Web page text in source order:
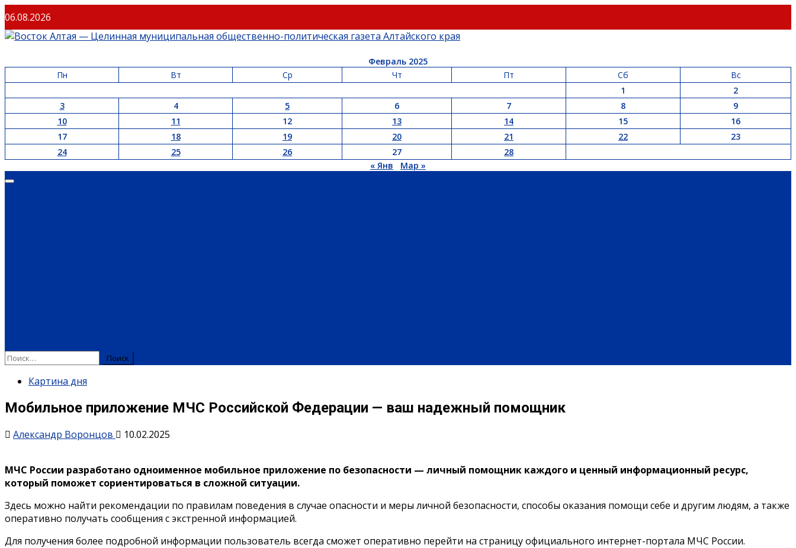
06.08.2026
Февраль 2025
Пн
Вт Ср Чт Пт Сб
Вс
1
2
3
4 5 6 7 8
9
10
11 12 13 14 15
16
17
18 19 20 21 22
23
24
25 26 27
28
« Янв
Мар »
Картина дня
Мобильное приложение МЧС Российской Федерации — ваш надежный помощник
Александр Воронцов 10.02.2025
МЧС России разработано одноименное мобильное приложение по безопасности — личный помощник каждого и ценный информационный ресурс,
который поможет сориентироваться в сложной ситуации.
Здесь можно найти рекомендации по правилам поведения в случае опасности и меры личной безопасности, способы оказания помощи себе и другим людям, а также
оперативно получать сообщения с экстренной информацией.
Для получения более подробной информации пользователь всегда сможет оперативно перейти на страницу официального интернет-портала МЧС России.